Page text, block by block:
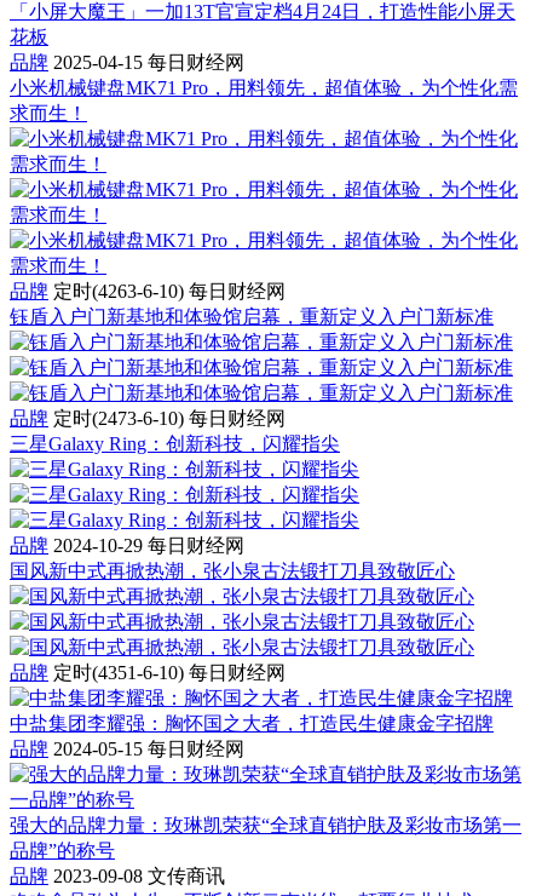
「小屏大魔王」一加13T官宣定档4月24日，打造性能小屏天
花板
品牌 2025-04-15 每日财经网
小米机械键盘MK71 Pro，用料领先，超值体验，为个性化需
求而生！
品牌 定时(4263-6-10) 每日财经网
钰盾入户门新基地和体验馆启幕，重新定义入户门新标准
品牌 定时(2473-6-10) 每日财经网
三星Galaxy Ring：创新科技，闪耀指尖
品牌 2024-10-29 每日财经网
国风新中式再掀热潮，张小泉古法锻打刀具致敬匠心
品牌 定时(4351-6-10) 每日财经网
中盐集团李耀强：胸怀国之大者，打造民生健康金字招牌
品牌 2024-05-15 每日财经网
强大的品牌力量：玫琳凯荣获“全球直销护肤及彩妆市场第一
品牌”的称号
品牌 2023-09-08 文传商讯